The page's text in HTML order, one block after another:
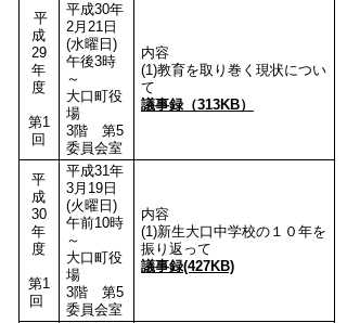
平
成
29
年
度
第1
回
平成30年
2月21日
(水曜日)
午後3時
～
大口町役
場
3階 第5
委員会室
内容
(1)教育を取り巻く現状につい
て
議事録（313KB）
平
成
30
年
度
第1
回
平成31年
3月19日
(火曜日)
午前10時
～
大口町役
場
3階 第5
委員会室
内容
(1)新生大口中学校の１０年を
振り返って
議事録(427KB)